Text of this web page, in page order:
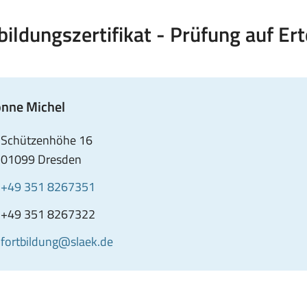
- Prüfung auf
Michel
Schützenhöhe 16,
01099 Dresden
Anrufen
Yvonne
Michel:
+49 351 8267351
CONTACT_BLOCK_FAX_NUMBER_SRONLY
+49 351 8267322
E-
fortbildung@slaek.de